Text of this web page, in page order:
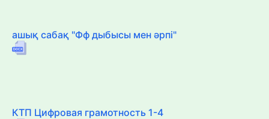
ашық сабақ "Фф дыбысы мен әрпі"
КТП Цифровая грамотность 1-4